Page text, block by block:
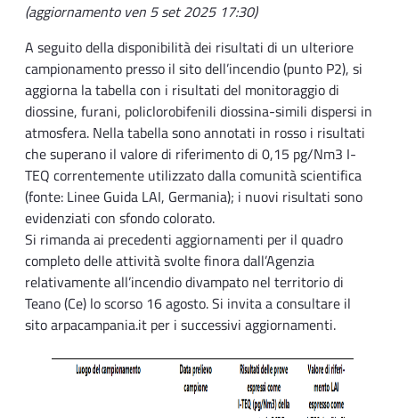
(aggiornamento ven 5 set 2025 17:30)
A seguito della disponibilità dei risultati di un ulteriore
campionamento presso il sito dell’incendio (punto P2), si
aggiorna la tabella con i risultati del monitoraggio di
diossine, furani, policlorobifenili diossina-simili dispersi in
atmosfera. Nella tabella sono annotati in rosso i risultati
che superano il valore di riferimento di 0,15 pg/Nm3 I-
TEQ correntemente utilizzato dalla comunità scientifica
(fonte: Linee Guida LAI, Germania); i nuovi risultati sono
evidenziati con sfondo colorato.
Si rimanda ai precedenti aggiornamenti per il quadro
completo delle attività svolte finora dall’Agenzia
relativamente all’incendio divampato nel territorio di
Teano (Ce) lo scorso 16 agosto. Si invita a consultare il
sito arpacampania.it per i successivi aggiornamenti.